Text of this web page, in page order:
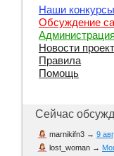
Наши конкурсы
Обсуждение
Администрация
Новости
Правила
Помощь
Сейчас
marnikifn3 → 9
lost_woman →